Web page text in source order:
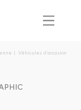
Véhicules d'occasion